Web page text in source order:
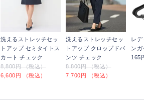
洗えるストレッチセッ
トアップ セミタイトス
カート チェック
8,800円 （税込）
6,600円 （税込）
洗えるストレッチセッ
トアップ クロップドパ
ンツ チェック
8,800円 （税込）
7,700円 （税込）
レディ
ンガー
165円